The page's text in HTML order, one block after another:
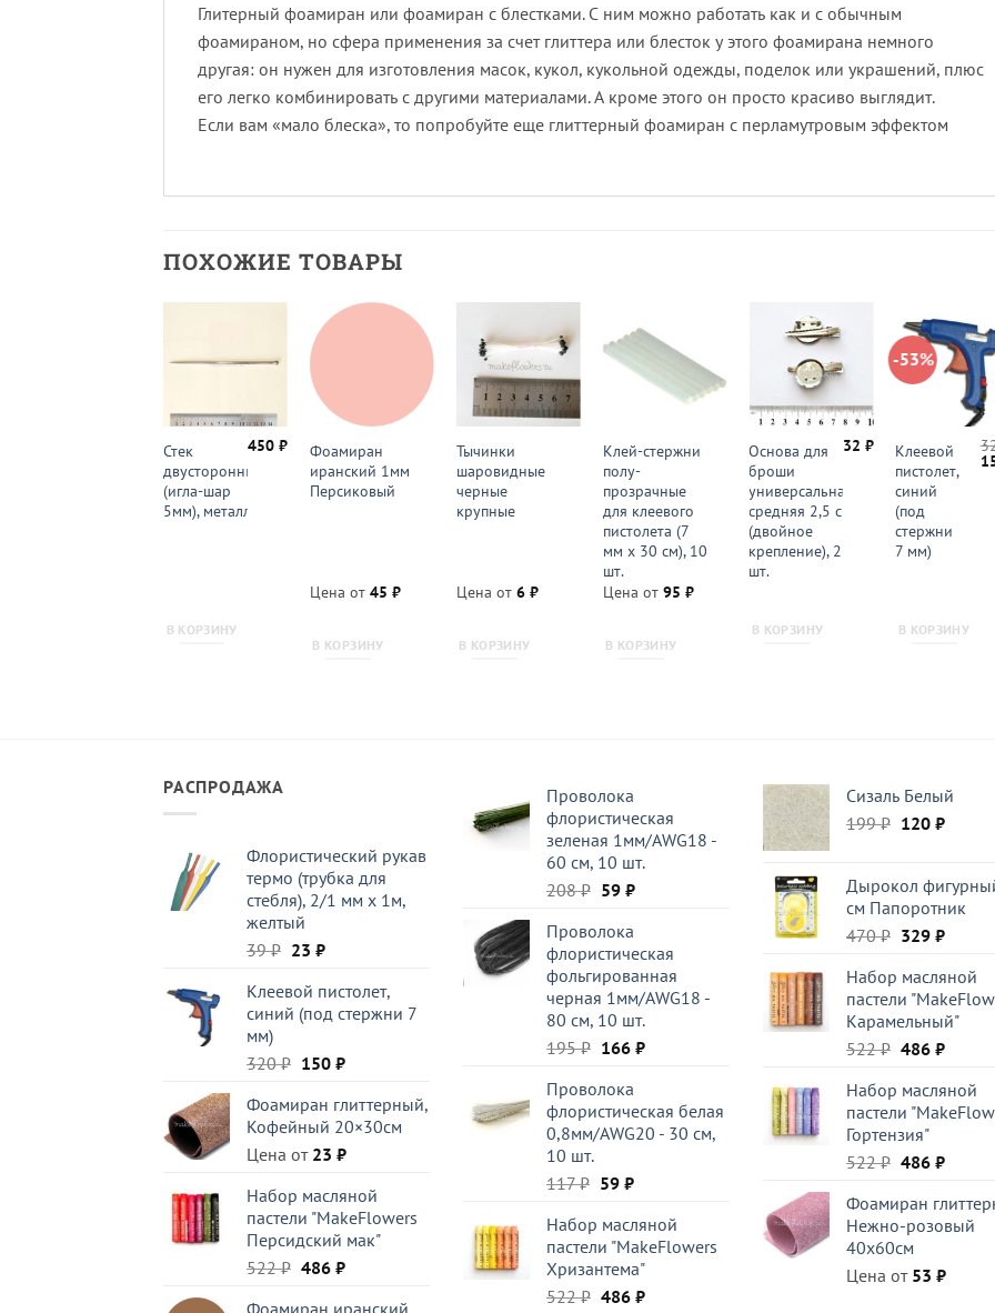
Глитерный фоамиран или фоамиран с блестками. С ним можно работать как и с обычным
фоамираном, но сфера применения за счет глиттера или блесток у этого фоамирана немного
другая: он нужен для изготовления масок, кукол, кукольной одежды, поделок или украшений, плюс
его легко комбинировать с другими материалами. А кроме этого он просто красиво выглядит.
Если вам «мало блеска», то попробуйте еще глиттерный фоамиран с перламутровым эффектом
ПОХОЖИЕ ТОВАРЫ
Стек
двусторонний
(игла-шар
5мм), металл
450₽
В КОРЗИНУ
Фоамиран
иранский 1мм
Персиковый
Цена от 45 ₽
В КОРЗИНУ
Тычинки
шаровидные
черные
крупные
Цена от 6 ₽
В КОРЗИНУ
Клей-стержни
полу-
прозрачные
для клеевого
пистолета (7
мм х 30 см), 10
шт.
Цена от 95 ₽
В КОРЗИНУ
Основа для
броши
универсальная
средняя 2,5 см
(двойное
крепление), 2
шт.
32 ₽
В КОРЗИНУ
-53%
Клеевой
пистолет,
синий
(под
стержни
7 мм)
В КОРЗИНУ
РАСПРОДАЖА
Флористический рукав
термо (трубка для
стебля), 2/1 мм x 1м,
желтый
39₽ Первоначальная
составляла
39 ₽.
23 ₽Текущая
23 ₽.
Клеевой пистолет,
синий (под стержни 7
мм)
320₽ Первоначальная
составляла
320 ₽.
150 ₽Текущая
150 ₽.
Фоамиран глиттерный,
Кофейный 20×30см
Цена от 23 ₽
Набор масляной
пастели "MakeFlowers
Персидский мак"
522₽ Первоначальная
486 ₽Текущая
Проволока
флористическая
зеленая 1мм/AWG18 -
60 см, 10 шт.
208₽ Первоначальная
составляла
208 ₽.
59 ₽Текущая
Проволока
флористическая
фольгированная
черная 1мм/AWG18 -
80 см, 10 шт.
195₽ Первоначальная
составляла
195 ₽.
166 ₽Текущая
Проволока
флористическая белая
0,8мм/AWG20 - 30 см,
10 шт.
117₽ Первоначальная
составляла
117 ₽.
59 ₽Текущая
59 ₽.
Набор масляной
пастели "MakeFlowers
Хризантема"
522₽ Первоначальная
486 ₽Текущая
Сизаль Белый
199₽
199 ₽.
120 ₽
Дырокол
см Папоротник
470₽
составляла
470 ₽.
329 ₽
329 ₽.
Набор масляной
пастели
Карамельный"
522₽
составляла
522 ₽.
486 ₽
486 ₽.
Набор масляной
пастели
Гортензия"
522₽
составляла
522 ₽.
486 ₽
486 ₽.
Фоамиран
Нежно-розовый
40x60см
Цена от 53 ₽